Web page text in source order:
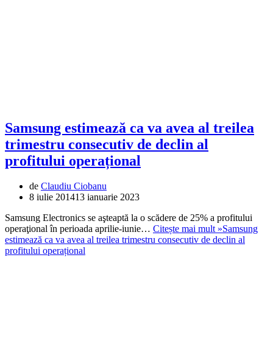
Samsung estimează ca va avea al treilea
trimestru consecutiv de declin al
profitului operațional
de Claudiu Ciobanu
8 iulie 201413 ianuarie 2023
Samsung Electronics se aşteaptă la o scădere de 25% a profitului
operaţional în perioada aprilie-iunie… Citește mai mult »Samsung
estimează ca va avea al treilea trimestru consecutiv de declin al
profitului operațional